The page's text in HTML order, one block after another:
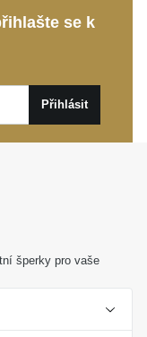
se k
Přihlásit
šperky pro vaše